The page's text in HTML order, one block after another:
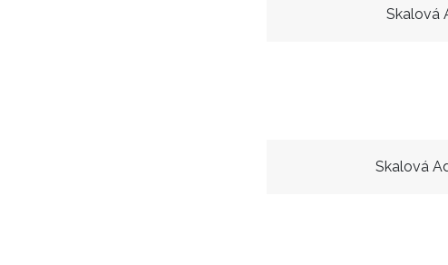
Skalová
Skalová